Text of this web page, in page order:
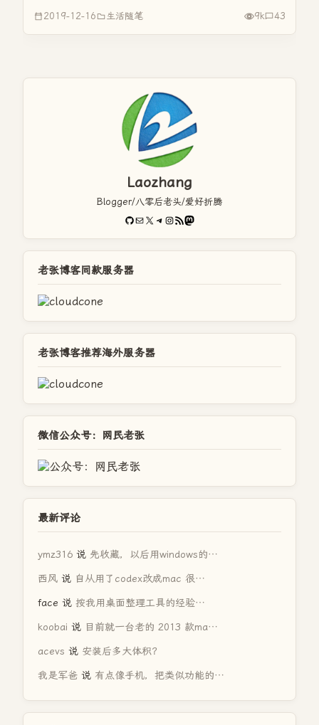
就是小半天的时间。 前几天是我姐姐发在群里的，天天发，
2019-12-16 生活随笔 9k 43
Laozhang
Blogger/八零后老头/爱好折腾
GitHub
电子邮件X Telegram
Instagram
RSS FeedMastodon
老张博客同款服务器
老张博客推荐海外服务器
微信公众号：网民老张
最新评论
ymz316 说 先收藏，以后用windows的…
西风 说 自从用了codex改成mac 很…
face 说 按我用桌面整理工具的经验…
koobai 说 目前就一台老的 2013 款ma…
acevs 说 安装后多大体积？
我是军爸 说 有点像手机，把类似功能的…